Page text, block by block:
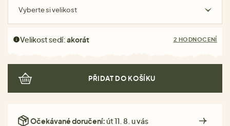
Vyberte si velikost
Velikost sedí:akorát 2 HODNOCENÍ
PŘIDAT DO KOŠÍKU
Očekávané doručení:út 11. 8. u vás